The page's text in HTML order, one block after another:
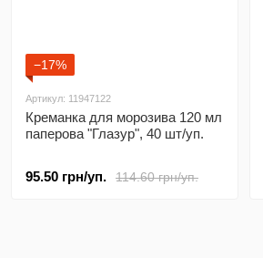
−17%
Артикул: 11947122
Креманка для морозива 120 мл
паперова "Глазур", 40 шт/уп.
114.60 грн/уп.
95.50 грн/уп.